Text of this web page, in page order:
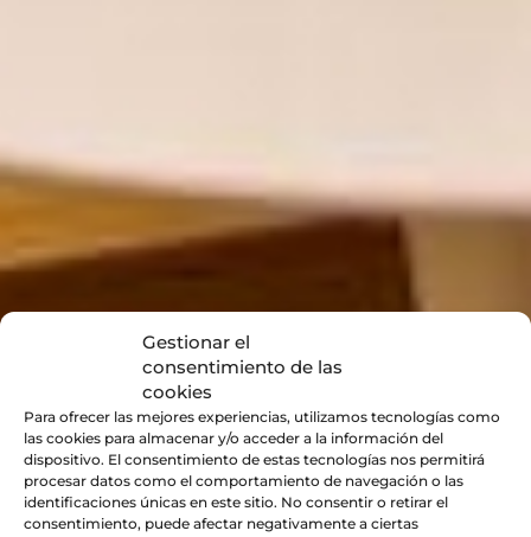
Gestionar el
consentimiento de las
cookies
Para ofrecer las mejores experiencias, utilizamos tecnologías como
las cookies para almacenar y/o acceder a la información del
dispositivo. El consentimiento de estas tecnologías nos permitirá
procesar datos como el comportamiento de navegación o las
identificaciones únicas en este sitio. No consentir o retirar el
consentimiento, puede afectar negativamente a ciertas